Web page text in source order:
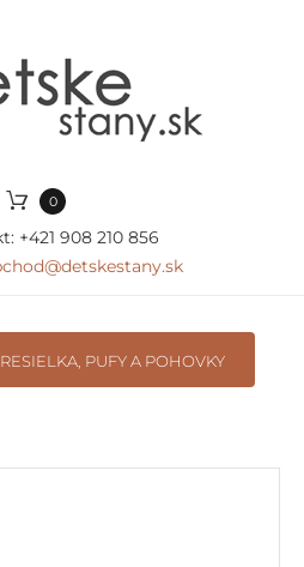
0
+421 908 210 856
PUFY A POHOVKY